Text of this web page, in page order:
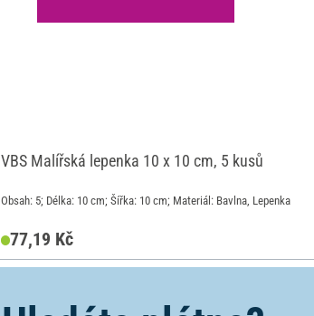
VBS Malířská lepenka 10 x 10 cm, 5 kusů
Obsah: 5; Délka: 10 cm; Šířka: 10 cm; Materiál: Bavlna, Lepenka
77,19 Kč